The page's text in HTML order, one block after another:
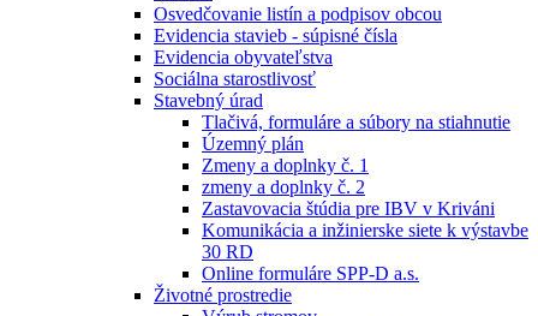
Osvedčovanie listín a podpisov obcou
Evidencia stavieb - súpisné čísla
Evidencia obyvateľstva
Sociálna starostlivosť
Stavebný úrad
Tlačivá, formuláre a súbory na stiahnutie
Územný plán
Zmeny a doplnky č. 1
zmeny a doplnky č. 2
Zastavovacia štúdia pre IBV v Kriváni
Komunikácia a inžinierske siete k výstavbe
30 RD
Online formuláre SPP-D a.s.
Životné prostredie